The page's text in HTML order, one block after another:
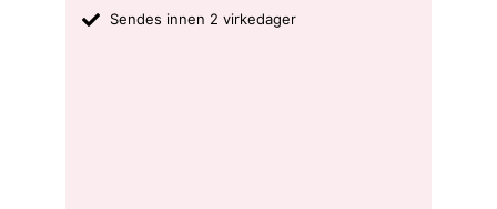
Sendes innen 2 virkedager